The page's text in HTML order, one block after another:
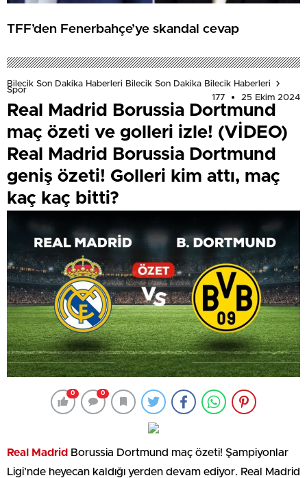
TFF’den Fenerbahçe’ye skandal cevap
Bilecik Son Dakika Haberleri Bilecik Son Dakika Bilecik Haberleri
Spor
177
25 Ekim 2024
Real Madrid Borussia Dortmund
maç özeti ve golleri izle! (VİDEO)
Real Madrid Borussia Dortmund
geniş özeti! Golleri kim attı, maç
kaç kaç bitti?
0 0
Real Madrid Borussia Dortmund maç özeti! Şampiyonlar
Ligi’nde heyecan kaldığı yerden devam ediyor. Real Madrid